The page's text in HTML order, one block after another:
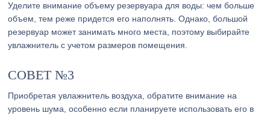
Уделите внимание объему резервуара для воды: чем больше
объем, тем реже придется его наполнять. Однако, большой
резервуар может занимать много места, поэтому выбирайте
увлажнитель с учетом размеров помещения.
СОВЕТ №3
Приобретая увлажнитель воздуха, обратите внимание на
уровень шума, особенно если планируете использовать его в